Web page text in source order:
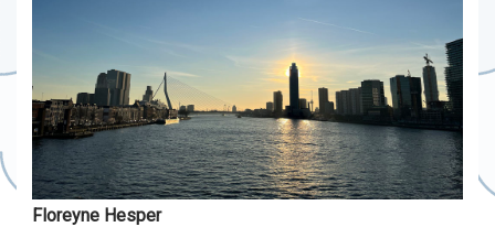
Floreyne Hesper